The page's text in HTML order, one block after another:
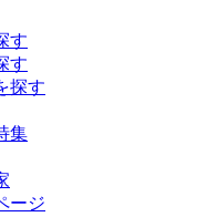
す
す
探す
集
ージ